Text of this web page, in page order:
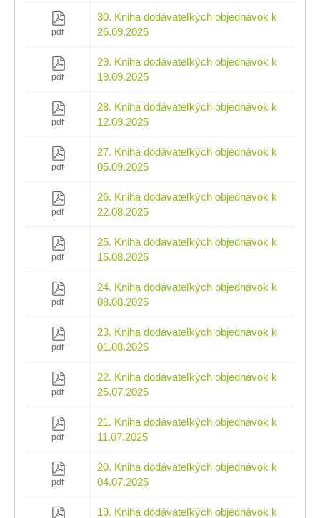
pdf
30. Kniha dodávateľkých objednávok k
26.09.2025
pdf
29. Kniha dodávateľkých objednávok k
19.09.2025
pdf
28. Kniha dodávateľkých objednávok k
12.09.2025
pdf
27. Kniha dodávateľkých objednávok k
05.09.2025
pdf
26. Kniha dodávateľkých objednávok k
22.08.2025
pdf
25. Kniha dodávateľkých objednávok k
15.08.2025
pdf
24. Kniha dodávateľkých objednávok k
08.08.2025
pdf
23. Kniha dodávateľkých objednávok k
01.08.2025
pdf
22. Kniha dodávateľkých objednávok k
25.07.2025
pdf
21. Kniha dodávateľkých objednávok k
11.07.2025
pdf
20. Kniha dodávateľkých objednávok k
04.07.2025
19. Kniha dodávateľkých objednávok k